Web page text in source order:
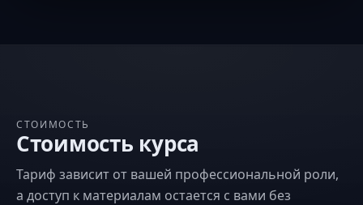
СТОИМОСТЬ
Стоимость курса
Тариф зависит от вашей профессиональной роли,
а доступ к материалам остается с вами без